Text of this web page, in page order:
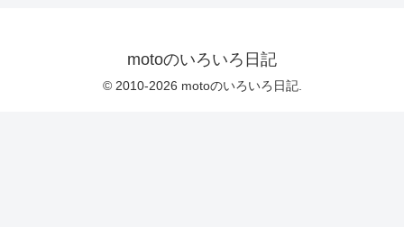
motoのいろいろ日記
© 2010-2026 motoのいろいろ日記.